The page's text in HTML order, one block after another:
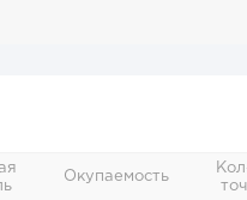
Окупаемость